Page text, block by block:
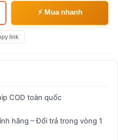
COD toàn quốc
hãng – Đổi trả trong vòng 1
⚡ Mua nhanh
link